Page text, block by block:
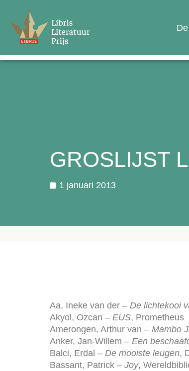
GROSLIJST
1 januari 2013
Aa, Ineke van der – De lichtekooi
Akyol, Ozcan – EUS, Prometheus
Amerongen, Arthur van – Mambo
Anker, Jan-Willem – Een
Balci, Erdal – De mooiste leugen,
Bassant, Patrick – Joy,